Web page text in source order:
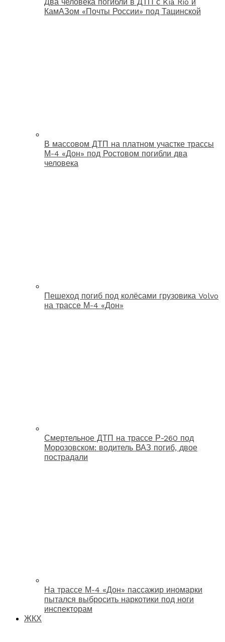
КамАЗом «Почты России» под Тацинской
В массовом ДТП на платном участке трассы
М-4 «Дон» под Ростовом погибли два
человека
Пешеход погиб под колёсами грузовика Volvo
на трассе М-4 «Дон»
Смертельное ДТП на трассе Р-260 под
Морозовском: водитель ВАЗ погиб, двое
пострадали
На трассе М-4 «Дон» пассажир иномарки
пытался выбросить наркотики под ноги
инспекторам
ЖКХ